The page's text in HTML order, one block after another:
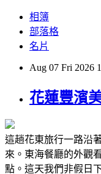
相簿
部落格
名片
Aug 07 Fri 2026
花蓮豐濱
這趟花東旅行一路沿
來。東海餐廳的外觀
點。這天我們非假日